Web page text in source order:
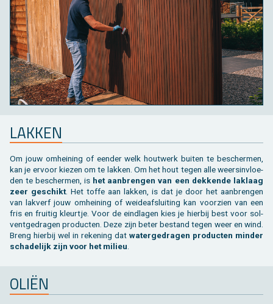
LAK­KEN
Om jouw om­hei­ning of een­der welk hout­werk bui­ten te be­scher­men,
kan je er­voor kie­zen om te lak­ken. Om het hout tegen alle weers­in­vloe­
den te be­scher­men, is het aan­bren­gen van een dek­ken­de lak­laag
zeer ge­schikt. Het toffe aan lak­ken, is dat je door het aan­bren­gen
van lak­verf jouw om­hei­ning of wei­de­af­slui­ting kan voor­zien van een
fris en frui­tig kleur­tje. Voor de eind­la­gen kies je hier­bij best voor sol­
vent­ge­dra­gen pro­duc­ten. Deze zijn beter be­stand tegen weer en wind.
Breng hier­bij wel in re­ke­ning dat wa­ter­ge­dra­gen pro­duc­ten min­der
scha­de­lijk zijn voor het mi­li­eu
OLIËN